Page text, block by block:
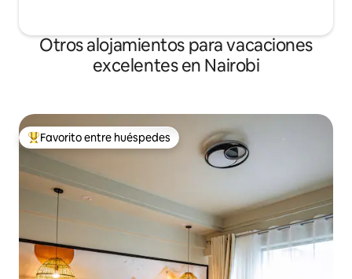
Otros alojamientos para vacaciones
excelentes en Nairobi
Favorito entre huéspedes preferido
Favorito entre huéspedes